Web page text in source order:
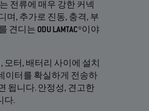
전류에 매우 강한 커넥
며, 추가로 진동, 충격, 부
견디는 ODU LAMTAC®이야
, 모터, 배터리 사이에 설치
이터를 확실하게 전송하
면 됩니다. 안정성, 견고한
다.